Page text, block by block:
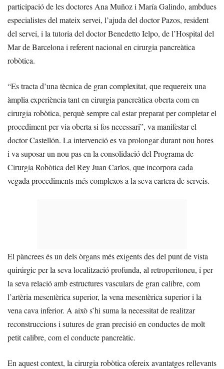
participació de les doctores Ana Muñoz i María Galindo, ambdues
especialistes del mateix servei, l’ajuda del doctor Pazos, resident
del servei, i la tutoria del doctor Benedetto Ielpo, de l’Hospital del
Mar de Barcelona i referent nacional en cirurgia pancreàtica
robòtica.
“Es tracta d’una tècnica de gran complexitat, que requereix una
àmplia experiència tant en cirurgia pancreàtica oberta com en
cirurgia robòtica, perquè sempre cal estar preparat per completar el
procediment per via oberta si fos necessari”, va manifestar el
doctor Castellón. La intervenció es va prolongar durant nou hores
i va suposar un nou pas en la consolidació del Programa de
Cirurgia Robòtica del Rey Juan Carlos, que incorpora cada
vegada procediments més complexos a la seva cartera de serveis.
El pàncrees és un dels òrgans més exigents des del punt de vista
quirúrgic per la seva localització profunda, al retroperitoneu, i per
la seva relació amb estructures vasculars de gran calibre, com
l’artèria mesentèrica superior, la vena mesentèrica superior i la
vena cava inferior. A això s’hi suma la necessitat de realitzar
reconstruccions i sutures de gran precisió en conductes de molt
petit calibre, com el conducte pancreàtic.
En aquest context, la cirurgia robòtica ofereix avantatges rellevants